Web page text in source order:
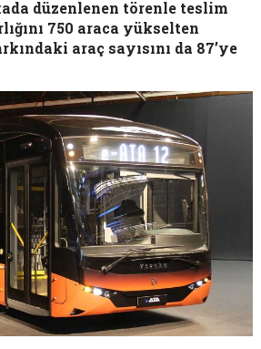
düzenlenen törenle teslim
750 araca yükselten
araç sayısını da 87’ye